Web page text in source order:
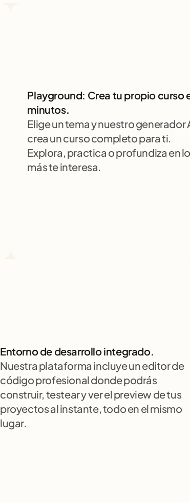
Playground: Crea tu propio curso
minutos.
Elige un tema y nuestro generador
crea un curso completo para ti.
Explora, practica o profundiza en
más te interesa.
Entorno de desarrollo integrado.
Nuestra plataforma incluye un editor de
código profesional donde podrás
construir, testear y ver el preview de tus
proyectos al instante, todo en el mismo
lugar.